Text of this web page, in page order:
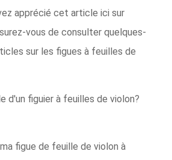
apprécié cet article ici sur
vous de consulter quelques-
sur les figues à feuilles de
d'un figuier à feuilles de violon?
figue de feuille de violon à